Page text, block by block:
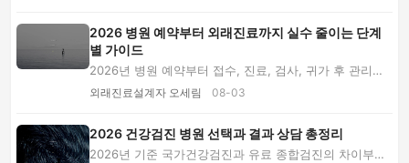
2026 병원 예약부터 외래진료까지 실수 줄이는 단계
별 가이드
2026년 병원 예약부터 접수, 진료, 검사, 귀가 후 관리까
지 흔한 실수를 줄이는 방법을 단계별로 안내합...
외래진료설계자 오세림 08-03
2026 건강검진 병원 선택과 결과 상담 총정리
2026년 기준 국가건강검진과 유료 종합검진의 차이부터